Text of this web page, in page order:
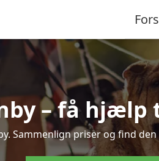
– få
Sammenlign priser og find